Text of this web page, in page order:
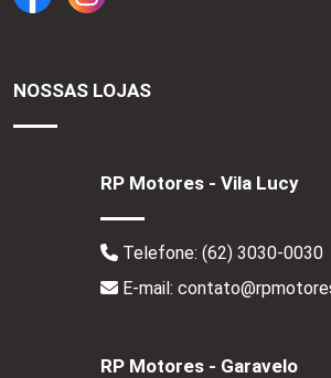
NOSSAS LOJAS
RP Motores - Vila Lucy
Telefone: (62) 3030-0030
E-mail:
RP Motores - Garavelo